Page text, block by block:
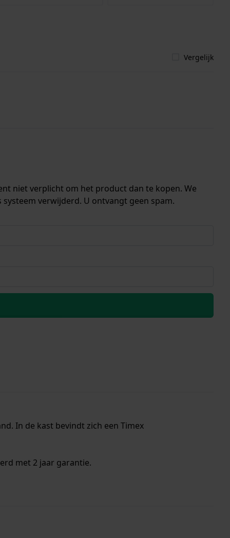
Vergelijk
niet verplicht om het product dan te kopen. We
verwijderd. U ontvangt geen spam.
In de kast bevindt zich een Timex
met 2 jaar garantie.